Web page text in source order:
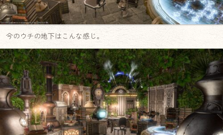
今のウチの地下はこんな感じ。